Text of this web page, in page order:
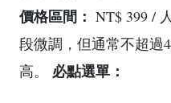
價格區間： NT$ 399 /
段微調，但通常不超過
高。 必點選單：